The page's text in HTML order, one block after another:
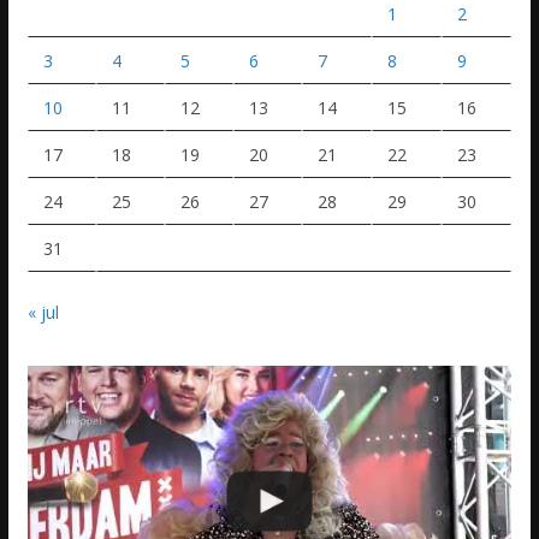
1 2
3 4 5 6 7 8 9
10 11 12 13 14 15 16
17 18 19 20 21 22 23
24 25 26 27 28 29 30
31
« jul